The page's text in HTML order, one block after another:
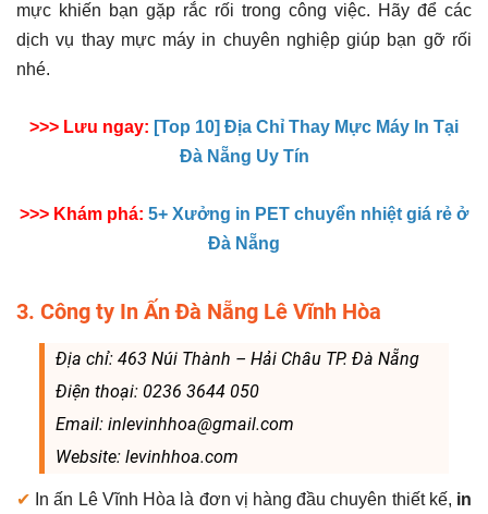
mực khiến bạn gặp rắc rối trong công việc. Hãy để các
dịch vụ thay mực máy in chuyên nghiệp giúp bạn gỡ rối
nhé.
>>> Lưu ngay: [Top 10] Địa Chỉ Thay Mực Máy In Tại
Đà Nẵng Uy Tín
>>> Khám phá: 5+ Xưởng in PET chuyển nhiệt giá rẻ ở
Đà Nẵng
3. Công ty In Ấn Đà Nẵng Lê Vĩnh Hòa
Địa chỉ: 463 Núi Thành – Hải Châu TP. Đà Nẵng
Điện thoại: 0236 3644 050
Email: inlevinhhoa@gmail.com
Website: levinhhoa.com
✔ In ấn Lê Vĩnh Hòa là đơn vị hàng đầu chuyên thiết kế, in